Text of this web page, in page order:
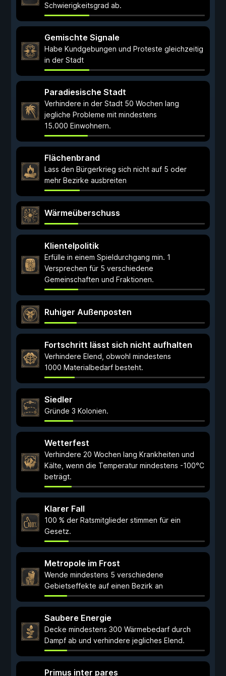
Schwierigkeitsgrad ab.
Gemischte Signale
Habe Kundgebungen und Proteste gleichzeitig
in der Stadt
Paradiesische Stadt
Verhindere in der Stadt 50 Wochen lang
jegliche Probleme mit mindestens
15.000 Einwohnern.
Flächenbrand
Lass den Bürgerkrieg sich nicht auf 5 oder
mehr Bezirke ausbreiten
Wärmeüberschuss
Klientelpolitik
Erfülle in einem Spieldurchgang min. 1
Versprechen für 5 verschiedene
Gemeinschaften und Fraktionen.
Ruhiger Außenposten
Fortschritt lässt sich nicht aufhalten
Verhindere Elend, obwohl mindestens
1000 Materialbedarf besteht.
Siedler
Gründe 3 Kolonien.
Wetterfest
Verhindere 20 Wochen lang Krankheiten und
Kälte, wenn die Temperatur mindestens -100°C
beträgt.
Klarer Fall
100 % der Ratsmitglieder stimmen für ein
Gesetz.
Metropole im Frost
Wende mindestens 5 verschiedene
Gebietseffekte auf einen Bezirk an
Saubere Energie
Decke mindestens 300 Wärmebedarf durch
Dampf ab und verhindere jegliches Elend.
Primus inter pares